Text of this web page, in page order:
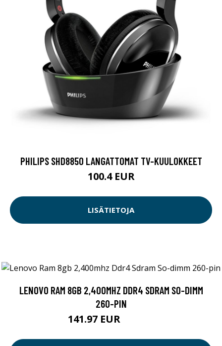
PHILIPS SHD8850 LANGATTOMAT TV-KUULOKKEET
100.4 EUR
LISÄTIETOJA
LENOVO RAM 8GB 2,400MHZ DDR4 SDRAM SO-DIMM
260-PIN
141.97 EUR